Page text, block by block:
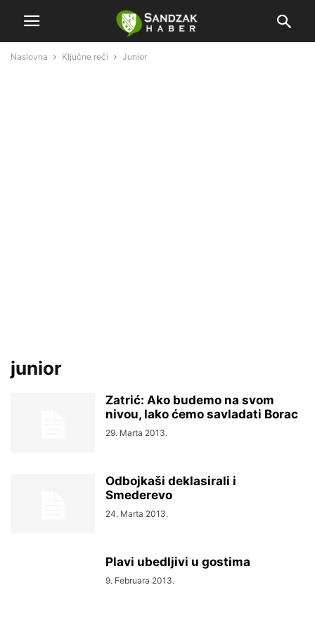
Naslovna Ključne reči Junior
junior
Zatrić: Ako budemo na svom
nivou, lako ćemo savladati Borac
29. Marta 2013.
Odbojkaši deklasirali i
Smederevo
24. Marta 2013.
Plavi ubedljivi u gostima
9. Februara 2013.